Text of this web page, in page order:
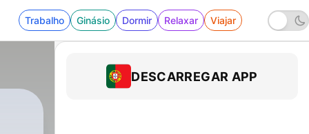
Trabalho Ginásio Dormir Relaxar Viajar
DESCARREGAR APP